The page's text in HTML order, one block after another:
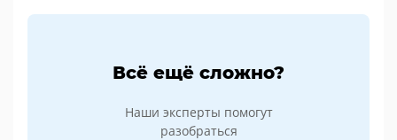
Всё ещё сложно?
Наши эксперты помогут
разобраться